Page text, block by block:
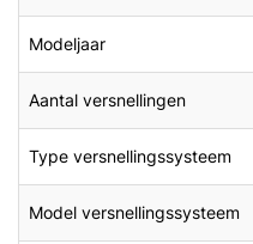
Modeljaar
Aantal versnellingen
Type versnellingssysteem
Model versnellingssysteem